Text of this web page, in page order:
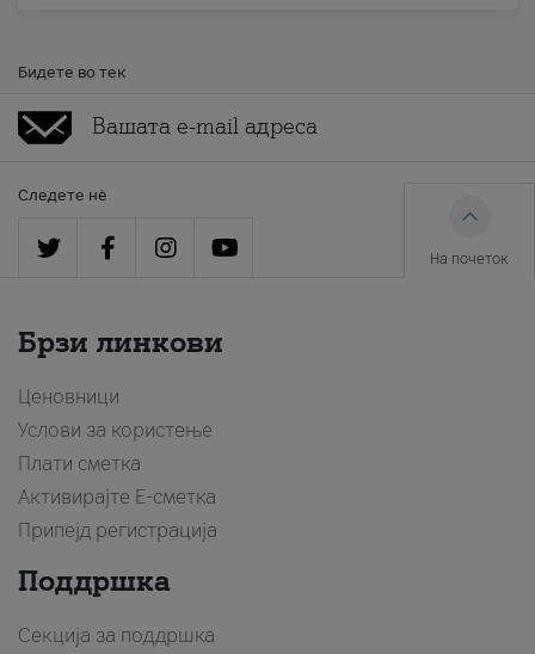
Бидете во тек
Следете нè
На почеток
Брзи линкови
Ценовници
Услови за користење
Плати сметка
Активирајте Е-сметка
Припејд регистрација
Поддршка
Секција за поддршка